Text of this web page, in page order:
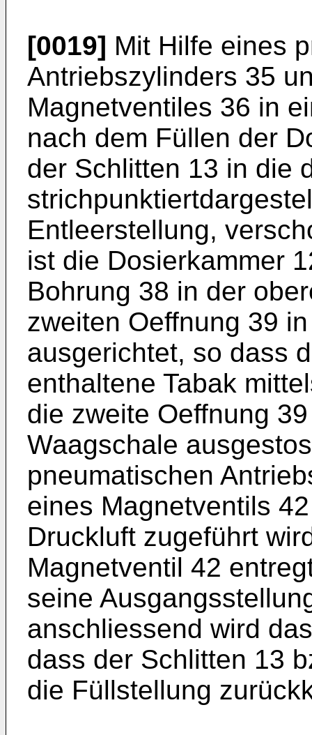
[0019] Mit Hilfe eines
Antriebszylinders 35
Magnetventiles 36 in
nach dem Füllen der
der Schlitten 13 in die
Entleerstellung,
ist die Dosierkammer
Bohrung 38 in der
zweiten Oeffnung 39
ausgerichtet, so dass
enthaltene Tabak
die zweite Oeffnung
Waagschale
pneumatischen
eines Magnetventils
Druckluft zugeführt
Magnetventil 42
seine
anschliessend wird
dass der Schlitten 13
die Füllstellung